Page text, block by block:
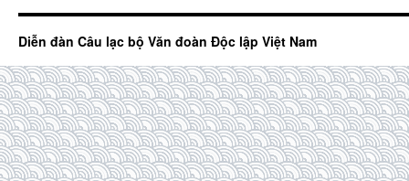
Diễn đàn Câu lạc bộ Văn đoàn Độc lập Việt Nam